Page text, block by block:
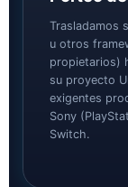
Trasladamos
u otros
propietarios)
su proyecto
exigentes
Sony
Switch.